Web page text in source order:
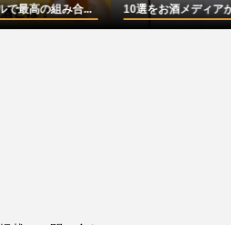
やより美味しく飲むコツなども...